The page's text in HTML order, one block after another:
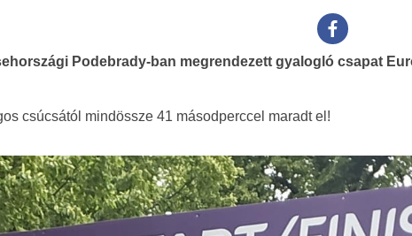
Podebrady-ban megrendezett gyalogló csapat
csúcsától mindössze 41 másodperccel maradt el!